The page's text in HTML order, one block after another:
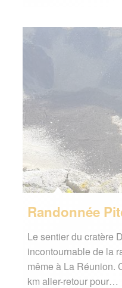
Randonnée
Le sentier du cratère
incontournable de la
même à La Réunion.
km aller-retour pour…